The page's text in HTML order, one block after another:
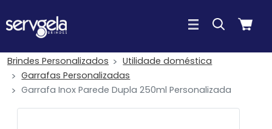
Brindes Personalizados
Utilidade doméstica
Garrafas Personalizadas
Garrafa Inox Parede Dupla 250ml Personalizada